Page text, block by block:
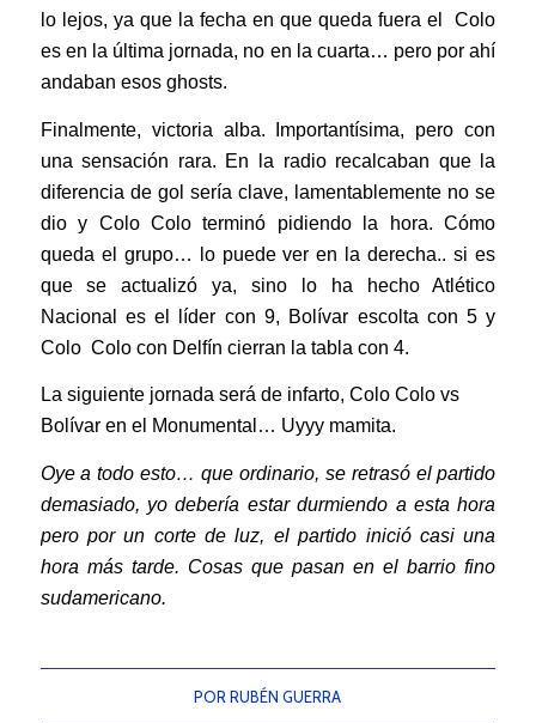
lo lejos, ya que la fecha en que queda fuera el Colo
es en la última jornada, no en la cuarta… pero por ahí
andaban esos ghosts.
Finalmente, victoria alba. Importantísima, pero con
una sensación rara. En la radio recalcaban que la
diferencia de gol sería clave, lamentablemente no se
dio y Colo Colo terminó pidiendo la hora. Cómo
queda el grupo… lo puede ver en la derecha.. si es
que se actualizó ya, sino lo ha hecho Atlético
Nacional es el líder con 9, Bolívar escolta con 5 y
Colo Colo con Delfín cierran la tabla con 4.
La siguiente jornada será de infarto, Colo Colo vs
Bolívar en el Monumental… Uyyy mamita.
Oye a todo esto… que ordinario, se retrasó el partido
demasiado, yo debería estar durmiendo a esta hora
pero por un corte de luz, el partido inició casi una
hora más tarde. Cosas que pasan en el barrio fino
sudamericano.
PORRUBÉN GUERRA